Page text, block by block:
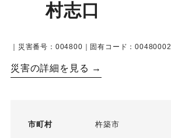
村志口
｜災害番号：004800｜固有コード：00480002
災害の詳細を見る →
市町村 杵築市